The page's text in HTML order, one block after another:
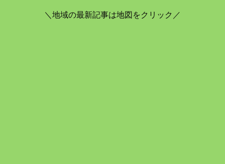
＼地域の最新記事は地図をクリック／